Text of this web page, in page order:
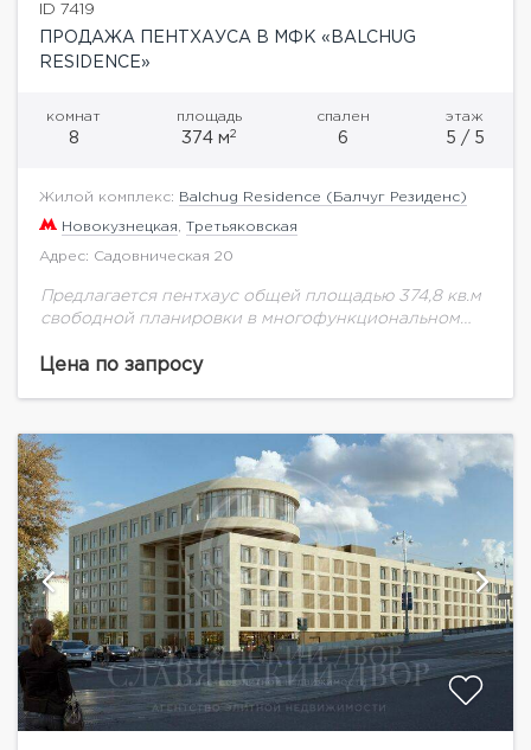
ID 7419
ПРОДАЖА ПЕНТХАУСА В МФК «BALCHUG
RESIDENCE»
комнат
8
площадь
374 м2
спален
6
этаж
5 / 5
Жилой комплекс: Balchug Residence (Балчуг Резиденс)
Новокузнецкая Третьяковская
Адрес: Садовническая 20
Предлагается пентхаус общей площадью 374,8 кв.м
свободной планировки в многофункциональном
Прекрасные видовые характеристики на высотку и
Цена по запросу